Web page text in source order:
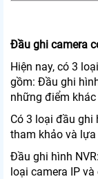
Đầu ghi camera
Hiện nay, có 3
gồm: Đầu ghi
những điểm
Có 3 loại đầu ghi
tham khảo và lựa
Đầu ghi hình
loại camera IP